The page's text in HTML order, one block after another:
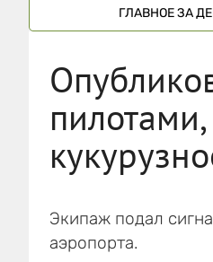
ГЛАВНОЕ ЗА
Экипаж подал
аэропорта.